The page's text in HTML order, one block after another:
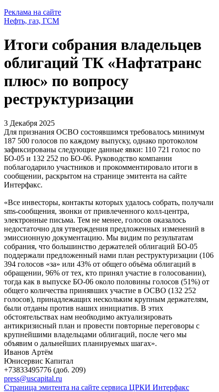
Реклама на сайте
Нефть, газ, ГСМ
Итоги собрания владельцев
облигаций ТК «Нафтатранс
плюс» по вопросу
реструктуризации
3 Декабря 2025
Для признания ОСВО состоявшимся требовалось минимум
187 500 голосов по каждому выпуску, однако протоколом
зафиксированы следующие данные явки: 110 721 голос по
БО-05 и 132 252 по БО-06. Руководство компании
поблагодарило участников и прокомментировало итоги в
сообщении, раскрытом на странице эмитента на сайте
Интерфакс.
«Все инвесторы, контакты которых удалось собрать, получали
sms-сообщения, звонки от привлеченного колл-центра,
электронные письма. Тем не менее, голосов оказалось
недостаточно для утверждения предложенных изменений в
эмиссионную документацию. Мы видим по результатам
собрания, что большинство держателей облигаций БО-05
поддержали предложенный нами план реструктуризации (106
394 голосов «за» или 43% от общего объёма облигаций в
обращении, 96% от тех, кто принял участие в голосовании),
тогда как в выпуске БО-06 около половины голосов (51%) от
общего количества принявших участие в ОСВО (132 252
голосов), принадлежащих нескольким крупным держателям,
были отданы против наших инициатив. В этих
обстоятельствах нам необходимо актуализировать
антикризисный план и провести повторные переговоры с
крупнейшими владельцами облигаций, после чего мы
объявим о дальнейших планируемых шагах».
Иванов Артём
Юнисервис Капитал
+73833495776 (доб. 209)
press@uscapital.ru
Страница эмитента на сайте сервиса ЦРКИ Интерфакс